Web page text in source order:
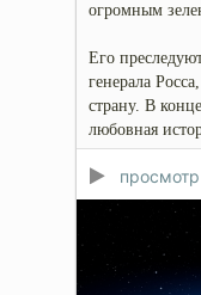
огромным
Его
генерала
страну. В
любовная